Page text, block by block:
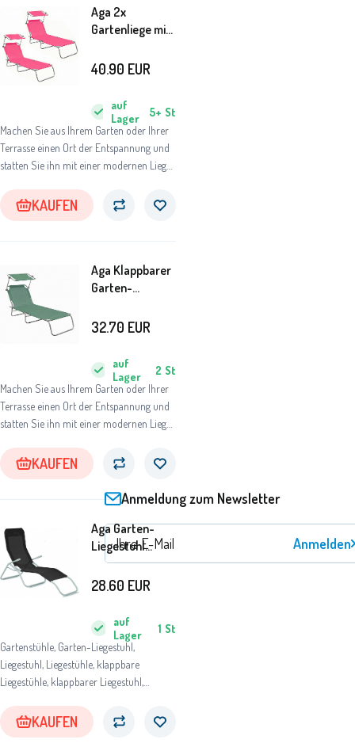
Aga 2x
Gartenliege mit
und
Machen Sie aus Ihrem Garten oder Ihrer
Terrasse einen Ort der Entspannung und
statten Sie ihn mit einer modernen Liege
auf
Lager
5+ St
40.90 EUR
KAUFEN
Aga Klappbarer
Garten-
Baldachin
Machen Sie aus Ihrem Garten oder Ihrer
Terrasse einen Ort der Entspannung und
statten Sie ihn mit einer modernen Liege
auf
Lager
2 St
32.70 EUR
KAUFEN
Aga Garten-
Liegestuhl
SIESTA
Schwarz
Gartenstühle, Garten-Liegestuhl,
Liegestuhl, Liegestühle, klappbare
Liegestühle, klappbarer Liegestuhl,
Gartenliege, Strandliege aus Holz,
Relaxliege für Garten
auf
Lager
1 St
28.60 EUR
KAUFEN
Anmeldung zum Newsletter
Anmelden